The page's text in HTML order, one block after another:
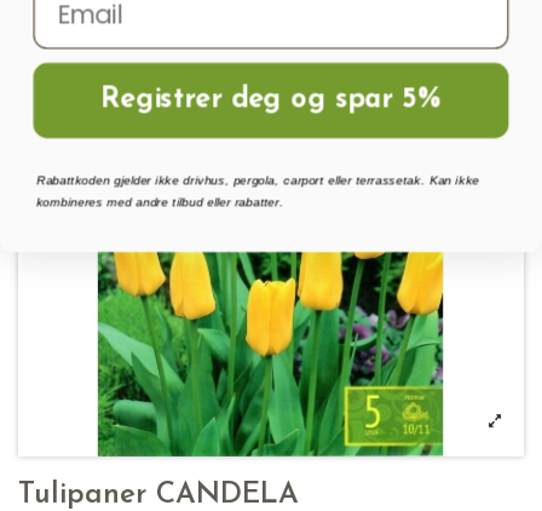
Tulipaner CANDELA
Registrer deg og spar 5%
Rabattkoden gjelder ikke drivhus, pergola, carport eller terrassetak. Kan ikke
kombineres med andre tilbud eller rabatter.